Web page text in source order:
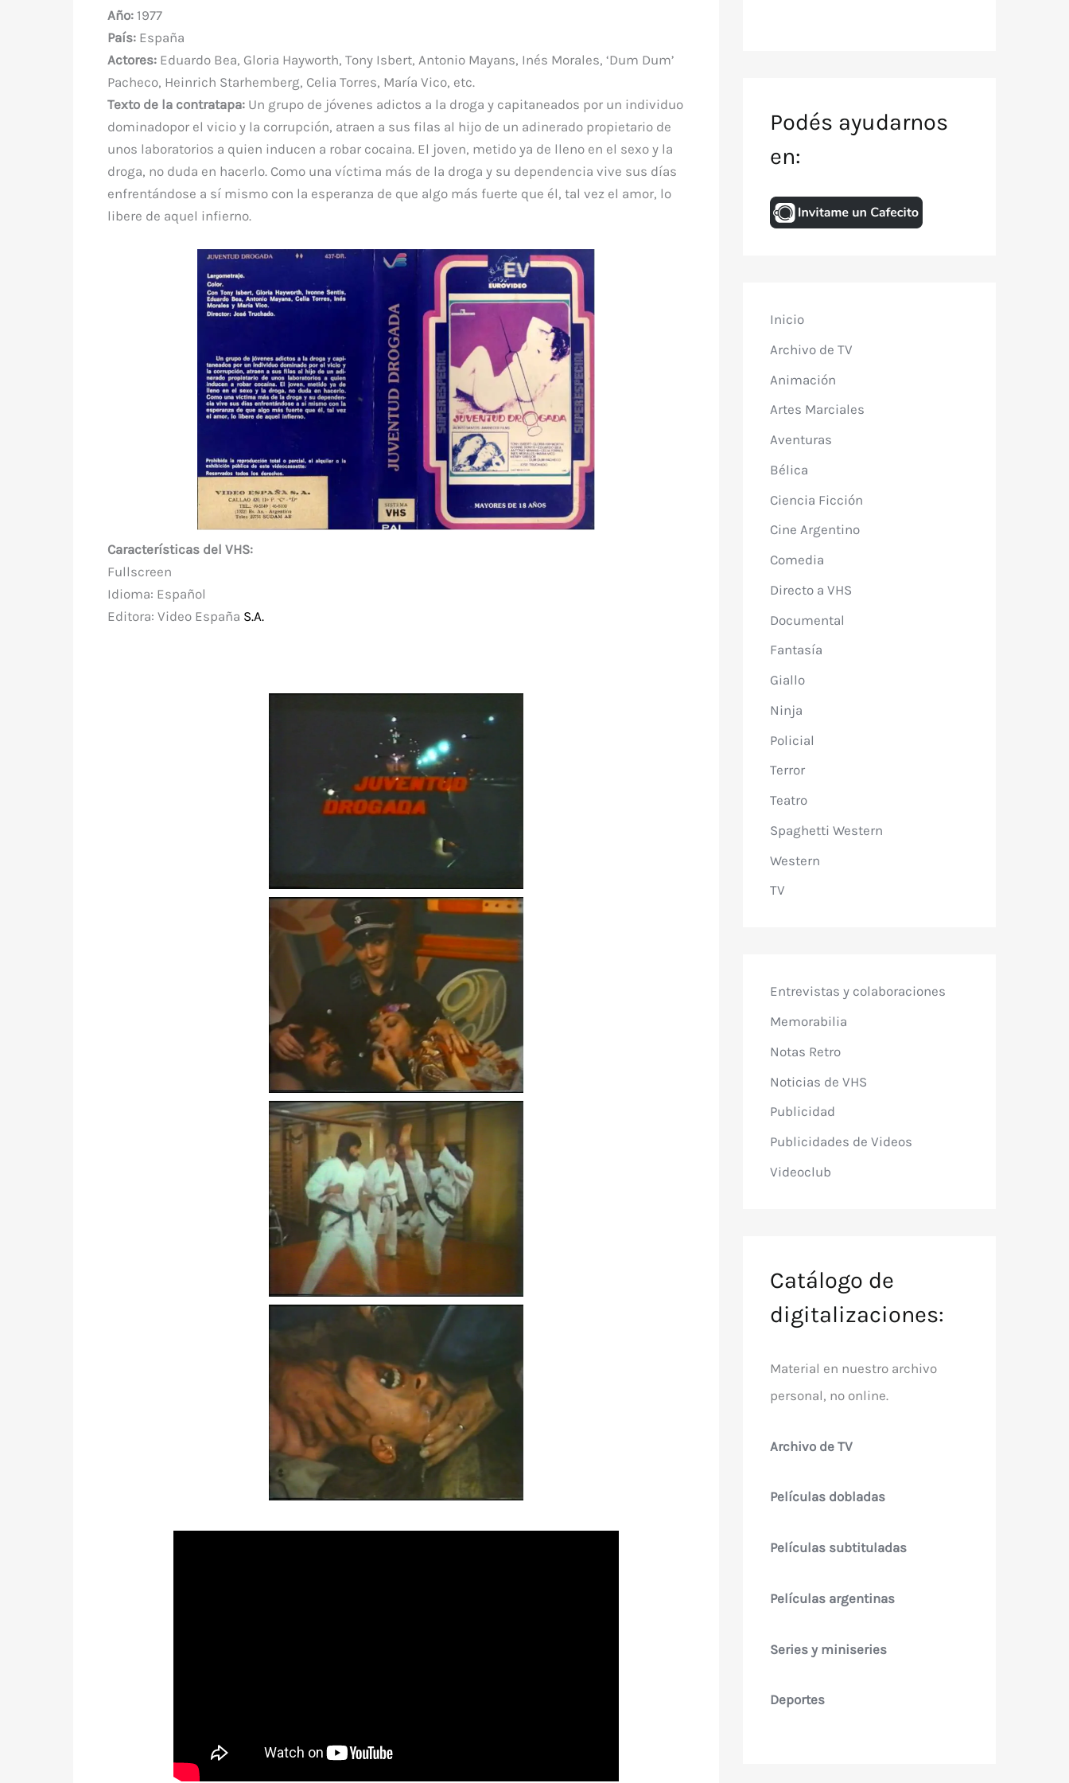
b
o
o
k
p
r
Año:1977
País:España
Actores:Eduardo Bea, Gloria Hayworth, Tony Isbert, Antonio Mayans, Inés Morales, ‘Dum Dum’
Pacheco, Heinrich Starhemberg, Celia Torres, María Vico, etc.
Texto de la contratapa: Un grupo de jóvenes adictos a la droga y capitaneados por un individuo
dominadopor el vicio y la corrupción, atraen a sus filas al hijo de un adinerado propietario de
unos laboratorios a quien inducen a robar cocaina. El joven, metido ya de lleno en el sexo y la
droga, no duda en hacerlo. Como una víctima más de la droga y su dependencia vive sus días
enfrentándose a sí mismo con la esperanza de que algo más fuerte que él, tal vez el amor, lo
libere de aquel infierno.
Características del VHS:
Fullscreen
Idioma: Español
Editora: Video España S.A.
Podés ayudarnos
en:
Inicio
Archivo de TV
Animación
Artes Marciales
Aventuras
Bélica
Ciencia Ficción
Cine Argentino
Comedia
Directo a VHS
Documental
Fantasía
Giallo
Ninja
Policial
Terror
Teatro
Spaghetti Western
Western
TV
Entrevistas y colaboraciones
Memorabilia
Notas Retro
Noticias de VHS
Publicidad
Publicidades de Videos
Videoclub
Catálogo de
digitalizaciones:
Material en nuestro archivo
personal, no online.
Archivo de TV
Películas dobladas
Películas subtituladas
Películas argentinas
Series y miniseries
Deportes